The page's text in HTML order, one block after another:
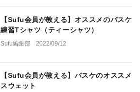
【Sufu会員が教える】オススメのバスケ
練習Tシャツ（ティーシャツ）
Sufu編集部 2022/09/12
【Sufu会員が教える】バスケのオススメ
スウェット